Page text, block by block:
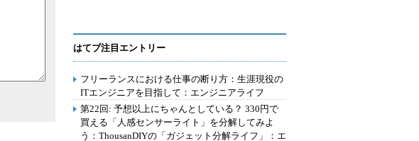
はてブ注目エントリー
フリーランスにおける仕事の断り方：生涯現役の
ITエンジニアを目指して：エンジニアライフ
第22回: 予想以上にちゃんとしている？ 330円で
買える「人感センサーライト」を分解してみよ
う：ThousanDIYの「ガジェット分解ライフ」：エ